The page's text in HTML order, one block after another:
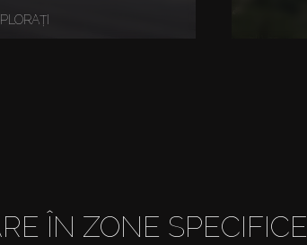
ÎN ZONE SPECIFICE